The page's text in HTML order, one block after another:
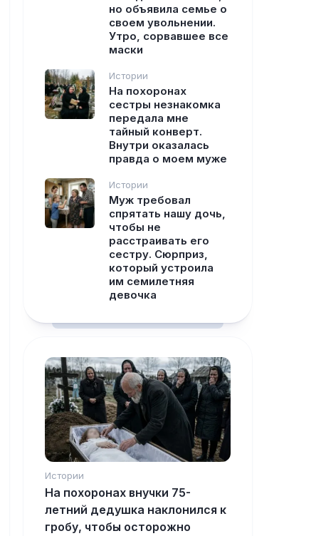
но объявила семье о
своем увольнении.
Утро, сорвавшее все
маски
Истории
На похоронах
сестры незнакомка
передала мне
тайный конверт.
Внутри оказалась
правда о моем муже
Истории
Муж требовал
спрятать нашу дочь,
чтобы не
расстраивать его
сестру. Сюрприз,
который устроила
им семилетняя
девочка
Истории
На похоронах внучки 75-
летний дедушка наклонился к
гробу, чтобы осторожно